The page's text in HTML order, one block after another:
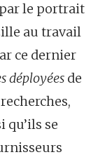
le portrait
au travail
ce dernier
déployées de
qu’ils se